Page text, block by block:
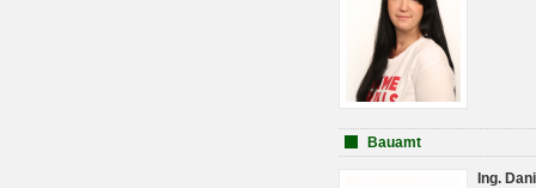
Bauamt
Ing.